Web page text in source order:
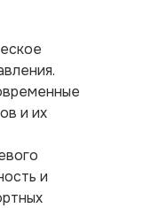
и их
и